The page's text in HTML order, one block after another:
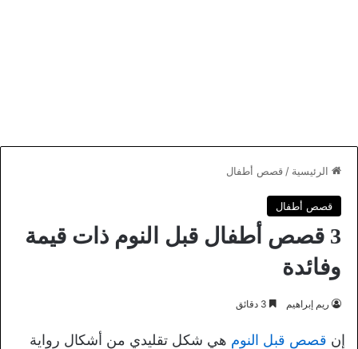
الرئيسية / قصص أطفال
قصص أطفال
3 قصص أطفال قبل النوم ذات قيمة
وفائدة
ريم إبراهيم
إن قصص قبل النوم هي شكل تقليدي من أشكال رواية